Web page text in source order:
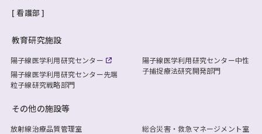
看護部
教育研究施設
陽子線医学利用研究センター
陽子線医学利用研究センター先端
粒子線研究戦略部門
陽子線医学利用研究センター中性
子捕捉療法研究開発部門
その他の施設等
放射線治療品質管理室
総合災害・救急マネージメント室